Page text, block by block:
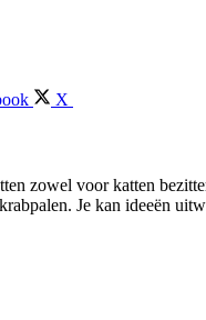
X
zowel voor katten
Je kan ideeën